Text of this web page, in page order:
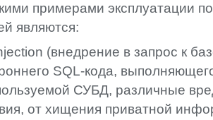
примерами эксплуатации
являются:
(внедрение в запрос к
SQL-кода,
СУБД, различные
от хищения приватной